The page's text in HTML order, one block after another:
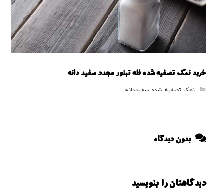
خرید نمک تصفیه شده فله تبلور مجدد سفید دانه
نمک تصفیه شده سفیددانه
بدون دیدگاه
دیدگاهتان را بنویسید